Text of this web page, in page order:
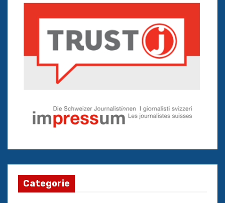
Categorie